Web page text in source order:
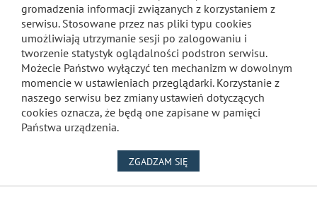
gromadzenia informacji związanych z korzystaniem z
serwisu. Stosowane przez nas pliki typu cookies
umożliwiają utrzymanie sesji po zalogowaniu i
tworzenie statystyk oglądalności podstron serwisu.
Możecie Państwo wyłączyć ten mechanizm w dowolnym
momencie w ustawieniach przeglądarki. Korzystanie z
naszego serwisu bez zmiany ustawień dotyczących
cookies oznacza, że będą one zapisane w pamięci
Państwa urządzenia.
ZGADZAM SIĘ